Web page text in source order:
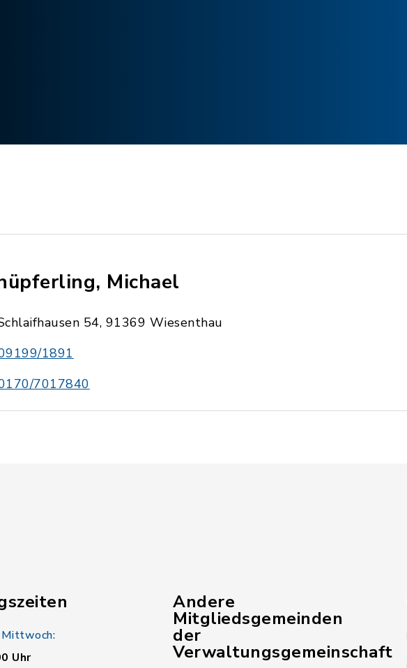
Michael
54, 91369 Wiesenthau
1891
7017840
Uhr
Andere
Mitgliedsgemeinden
der
Verwaltungsgemeinschaft